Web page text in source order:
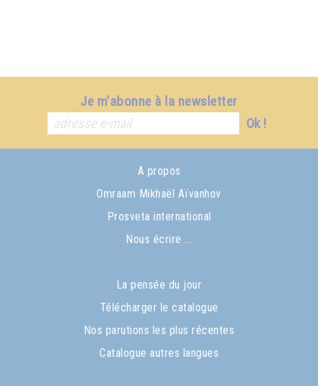
Je m'abonne à la newsletter
Ok !
A propos
Omraam Mikhaël Aïvanhov
Prosveta international
Nous écrire ...
La pensée du jour
Télécharger le catalogue
Nos parutions les plus récentes
Catalogue autres langues